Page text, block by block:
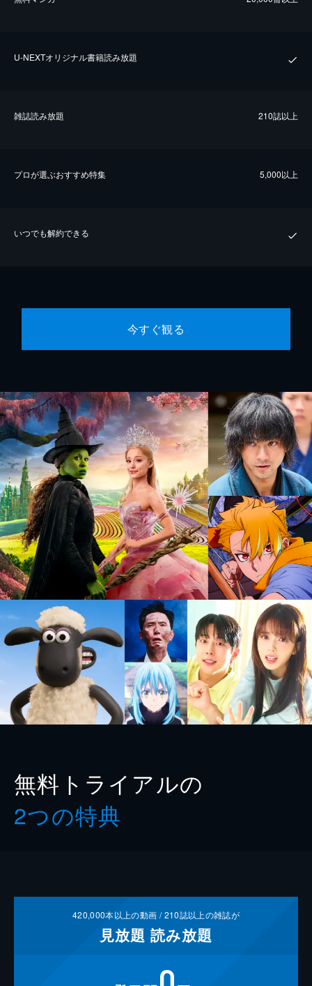
U-NEXTオリジナル書籍読み放題
雑誌読み放題 210誌以上
プロが選ぶおすすめ特集 5,000以上
いつでも解約できる
今すぐ観る
無料トライアルの
2つの特典
420,000本以上の動画 /210誌以上の雑誌が
見放題 読み放題